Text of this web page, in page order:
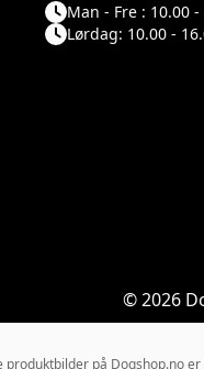
Man - Fre : 10.00 -
Lørdag: 10.00 -
© 2026
produktbilder på Dogshop.no